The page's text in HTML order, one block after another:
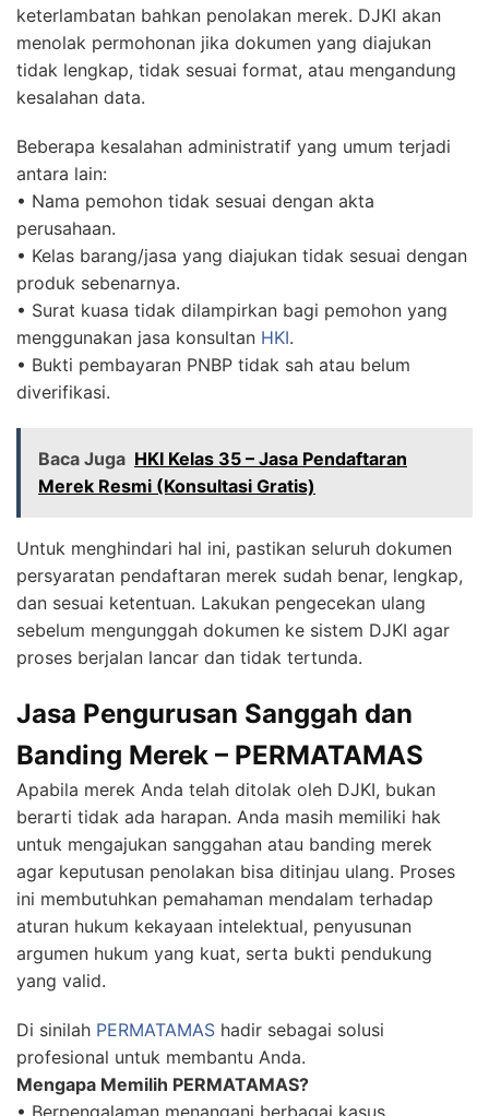
keterlambatan bahkan penolakan merek. DJKI akan
menolak permohonan jika dokumen yang diajukan
tidak lengkap, tidak sesuai format, atau mengandung
kesalahan data.
Beberapa kesalahan administratif yang umum terjadi
antara lain:
• Nama pemohon tidak sesuai dengan akta
perusahaan.
• Kelas barang/jasa yang diajukan tidak sesuai dengan
produk sebenarnya.
• Surat kuasa tidak dilampirkan bagi pemohon yang
menggunakan jasa konsultan HKI.
• Bukti pembayaran PNBP tidak sah atau belum
diverifikasi.
Baca Juga HKI Kelas 35 – Jasa Pendaftaran
Merek Resmi (Konsultasi Gratis)
Untuk menghindari hal ini, pastikan seluruh dokumen
persyaratan pendaftaran merek sudah benar, lengkap,
dan sesuai ketentuan. Lakukan pengecekan ulang
sebelum mengunggah dokumen ke sistem DJKI agar
proses berjalan lancar dan tidak tertunda.
Jasa Pengurusan Sanggah dan
Banding Merek – PERMATAMAS
Apabila merek Anda telah ditolak oleh DJKI, bukan
berarti tidak ada harapan. Anda masih memiliki hak
untuk mengajukan sanggahan atau banding merek
agar keputusan penolakan bisa ditinjau ulang. Proses
ini membutuhkan pemahaman mendalam terhadap
aturan hukum kekayaan intelektual, penyusunan
argumen hukum yang kuat, serta bukti pendukung
yang valid.
Di sinilah PERMATAMAS hadir sebagai solusi
profesional untuk membantu Anda.
Mengapa Memilih PERMATAMAS?